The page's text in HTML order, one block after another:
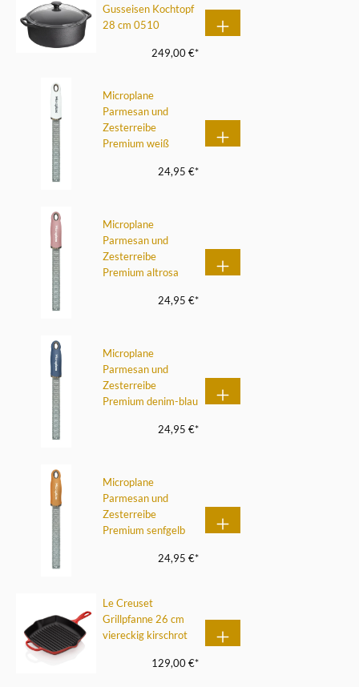
Gusseisen Kochtopf
28 cm 0510
249,00 €*
Microplane
Parmesan und
Zesterreibe
Premium weiß
24,95 €*
Microplane
Parmesan und
Zesterreibe
Premium altrosa
24,95 €*
Microplane
Parmesan und
Zesterreibe
Premium denim-blau
24,95 €*
Microplane
Parmesan und
Zesterreibe
Premium senfgelb
24,95 €*
Le Creuset
Grillpfanne 26 cm
viereckig kirschrot
129,00 €*